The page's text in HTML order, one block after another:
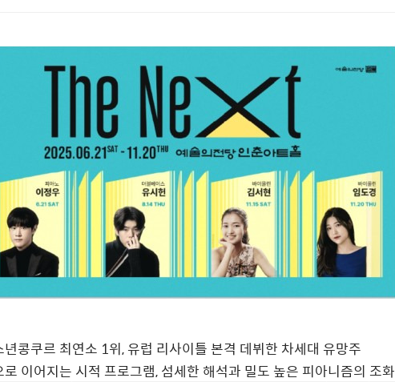
콩쿠르 최연소 1위, 유럽 리사이틀 본격 데뷔한 차세대 유망주
이어지는 시적 프로그램, 섬세한 해석과 밀도 높은 피아니즘의 조화